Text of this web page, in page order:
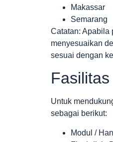
Makassar
Semarang
Catatan: Apabila
menyesuaikan
sesuai dengan
Fasilitas
Untuk
sebagai berikut:
Modul /